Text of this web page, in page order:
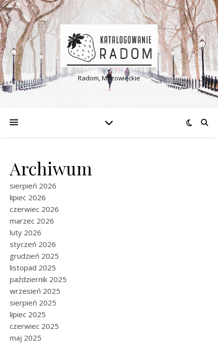
Radom, Mazowieckie
Archiwum
sierpień 2026
lipiec 2026
czerwiec 2026
marzec 2026
luty 2026
styczeń 2026
grudzień 2025
listopad 2025
październik 2025
wrzesień 2025
sierpień 2025
lipiec 2025
czerwiec 2025
maj 2025